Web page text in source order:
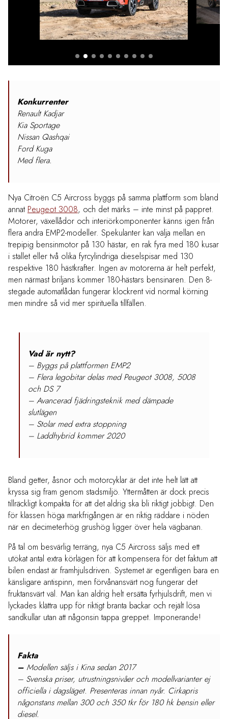
Konkurrenter
Renault Kadjar
Kia Sportage
Nissan Qashqai
Ford Kuga
Med flera.
Nya Citroën C5 Aircross byggs på samma plattform som bland
annat Peugeot 3008, och det märks – inte minst på pappret.
Motorer, växellådor och interiörkomponenter känns igen från
flera andra EMP2-modeller. Spekulanter kan välja mellan en
trepipig bensinmotor på 130 hästar, en rak fyra med 180 kusar
i stallet eller två olika fyrcylindriga dieselspisar med 130
respektive 180 hästkrafter. Ingen av motorerna är helt perfekt,
men närmast briljans kommer 180-hästars bensinaren. Den 8-
stegade automatlådan fungerar klockrent vid normal körning
men mindre så vid mer spirituella tillfällen.
Vad är nytt?
– Byggs på plattformen EMP2
– Flera legobitar delas med Peugeot 3008, 5008
och DS 7
– Avancerad fjädringsteknik med dämpade
slutlägen
– Stolar med extra stoppning
– Laddhybrid kommer 2020
Bland getter, åsnor och motorcyklar är det inte helt lätt att
kryssa sig fram genom stadsmiljö. Yttermåtten är dock precis
tillräckligt kompakta för att det aldrig ska bli riktigt jobbigt. Den
för klassen höga markfrigången är en riktig räddare i nöden
när en decimeterhög grushög ligger över hela vägbanan.
På tal om besvärlig terräng, nya C5 Aircross säljs med ett
utökat antal extra körlägen för att kompensera för det faktum att
bilen endast är framhjulsdriven. Systemet är egentligen bara en
känsligare antispinn, men förvånansvärt nog fungerar det
fruktansvärt väl. Man kan aldrig helt ersätta fyrhjulsdrift, men vi
lyckades klättra upp för riktigt branta backar och rejält lösa
sandkullar utan att någonsin tappa greppet. Imponerande!
Fakta
– Modellen säljs i Kina sedan 2017
– Svenska priser, utrustningsnivåer och modellvarianter ej
officiella i dagsläget. Presenteras innan nyår. Cirkapris
någonstans mellan 300 och 350 tkr för 180 hk bensin eller
diesel.